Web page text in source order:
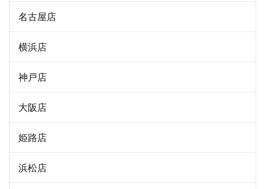
名古屋店
横浜店
神戸店
大阪店
姫路店
浜松店